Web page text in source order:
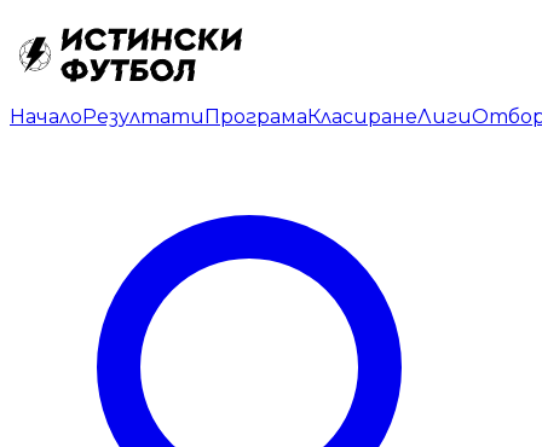
НачалоРезултатиПрограмаКласиранеЛиги